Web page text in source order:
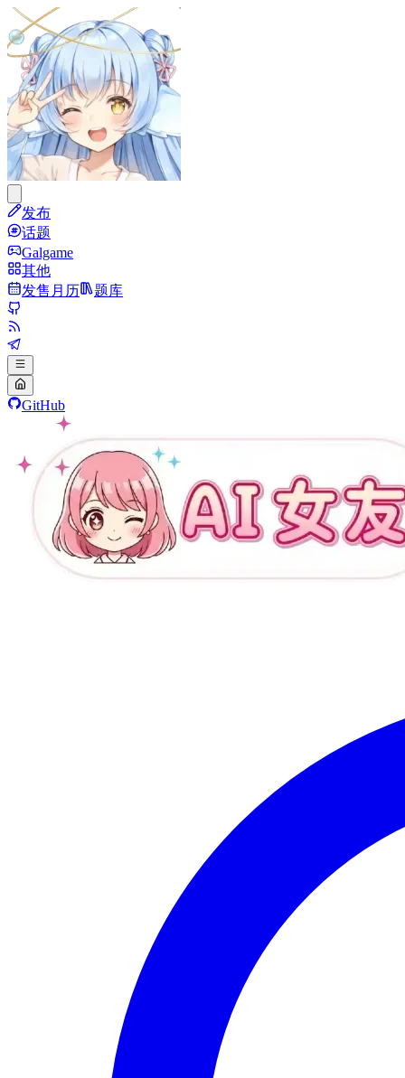
发布
话题
Galgame
其他
发售月历
题库
GitHub